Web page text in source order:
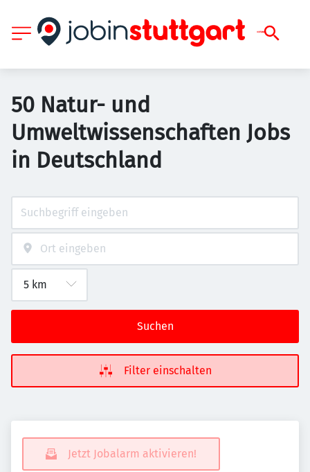
50 Natur- und
Umweltwissenschaften Jobs
in Deutschland
Suchen
Filter einschalten
Jetzt Jobalarm aktivieren!